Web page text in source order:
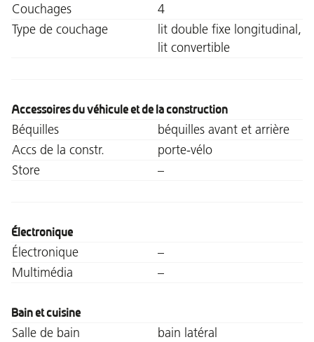
Couchages
4
Type de couchage
lit double fixe longitudinal,
lit convertible
Accessoires du véhicule et de la construction
Béquilles
béquilles avant et arrière
Accs de la constr.
porte-vélo
Store
–
Électronique
Électronique
–
Multimédia
–
Bain et cuisine
Salle de bain
bain latéral